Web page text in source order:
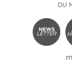
DU